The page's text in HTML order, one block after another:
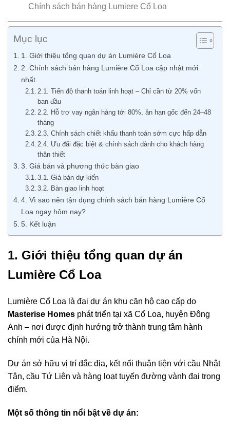
Chính sách bán hàng Lumiere Cổ Loa
Mục lục
1. Giới thiệu tổng quan dự án Lumière Cổ Loa
2. Chính sách bán hàng Lumière Cổ Loa cập nhật mới
nhất
2.1. Tiến độ thanh toán linh hoạt – Chỉ cần từ 20% vốn
ban đầu
2.2. Hỗ trợ vay ngân hàng tới 80%, ân hạn gốc đến 24–48
tháng
2.3. Chính sách chiết khấu thanh toán sớm cực hấp dẫn
2.4. Ưu đãi đặc biệt & chính sách dành cho khách hàng
thân thiết
3. Giá bán và phương thức bàn giao
3.1. Giá bán dự kiến
3.2. Bàn giao linh hoạt
4. Vì sao nên tận dụng chính sách bán hàng Lumière Cổ
Loa ngay hôm nay?
5. Kết luận
1. Giới thiệu tổng quan dự án
Lumière Cổ Loa
Lumière Cổ Loa là đại dự án khu căn hộ cao cấp do
Masterise Homes phát triển tại xã Cổ Loa, huyện Đông
Anh – nơi được định hướng trở thành trung tâm hành
chính mới của Hà Nội.
Dự án sở hữu vị trí đắc địa, kết nối thuận tiện với cầu Nhật
Tân, cầu Tứ Liên và hàng loạt tuyến đường vành đai trọng
điểm.
Một số thông tin nổi bật về dự án: